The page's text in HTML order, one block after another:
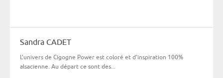
Sandra CADET
L'univers de Cigogne Power est coloré et d'inspiration 100%
alsacienne. Au départ ce sont des...